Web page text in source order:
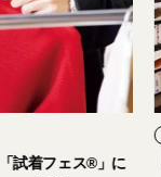
試着フェス®︎」に